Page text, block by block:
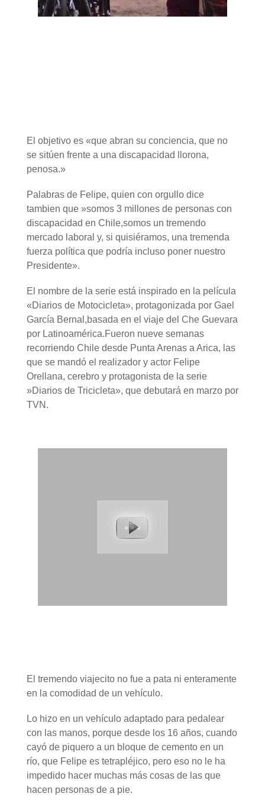
El objetivo es «que abran su conciencia, que no
se sitúen frente a una discapacidad llorona,
penosa.»
Palabras de Felipe, quien con orgullo dice
tambien que »somos 3 millones de personas con
discapacidad en Chile,somos un tremendo
mercado laboral y, si quisiéramos, una tremenda
fuerza política que podría incluso poner nuestro
Presidente».
El nombre de la serie está inspirado en la película
«Diarios de Motocicleta», protagonizada por Gael
García Bernal,basada en el viaje del Che Guevara
por Latinoamérica.Fueron nueve semanas
recorriendo Chile desde Punta Arenas a Arica, las
que se mandó el realizador y actor Felipe
Orellana, cerebro y protagonista de la serie
»Diarios de Tricicleta», que debutará en marzo por
TVN.
El tremendo viajecito no fue a pata ni enteramente
en la comodidad de un vehículo.
Lo hizo en un vehículo adaptado para pedalear
con las manos, porque desde los 16 años, cuando
cayó de piquero a un bloque de cemento en un
río, que Felipe es tetrapléjico, pero eso no le ha
impedido hacer muchas más cosas de las que
hacen personas de a pie.